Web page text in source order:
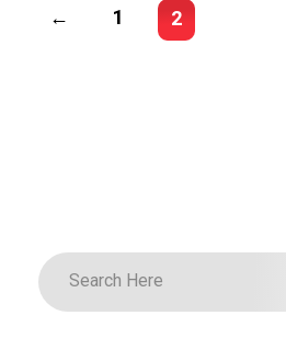
← 1 2